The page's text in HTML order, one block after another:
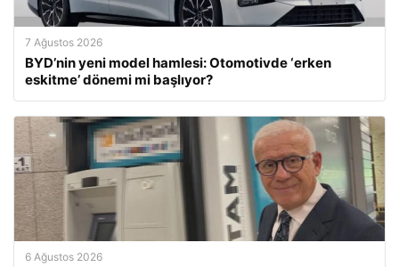
7 Ağustos 2026
BYD’nin yeni model hamlesi: Otomotivde ‘erken
eskitme’ dönemi mi başlıyor?
6 Ağustos 2026